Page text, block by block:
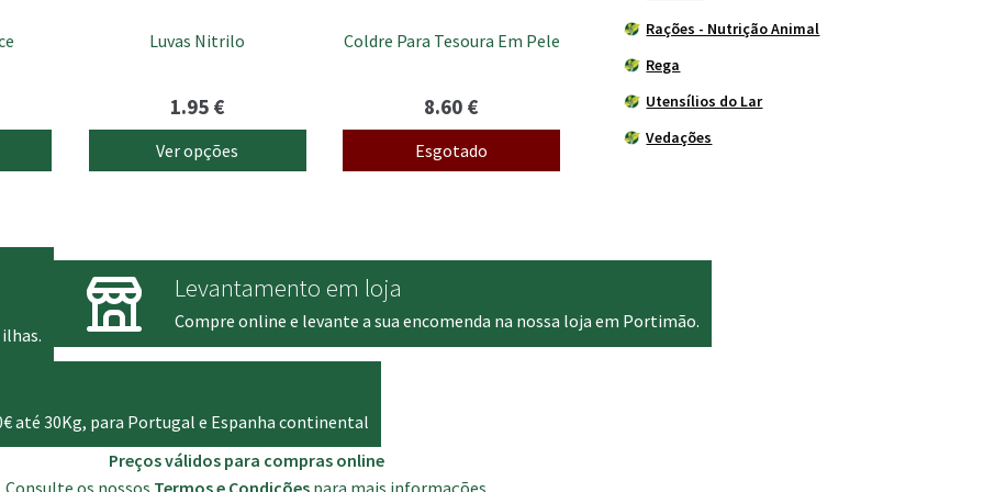
Luvas Nitrilo
1.95 €
Ver opções
Coldre Para Tesoura Em Pele
8.60 €
Esgotado
Rações - Nutrição Animal
Rega
Utensílios do Lar
Vedações
Levantamento em loja
Compre online e levante a sua encomenda na nossa loja em Portimão.
até 30Kg, para Portugal e Espanha continental
Preços válidos para compras online